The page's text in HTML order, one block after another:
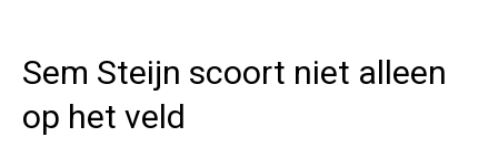
Sem Steijn scoort niet alleen
op het veld